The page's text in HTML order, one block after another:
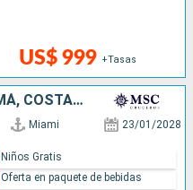
US$ 999 +Tasas
JAMAICA, COLOMBIA, PANAMÁ, COSTA RICA, HONDURAS, BELICE, ESTADOS UNIDOS
Miami 23/01/2028
Niños Gratis
Oferta en paquete de bebidas